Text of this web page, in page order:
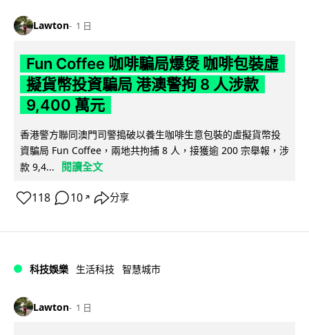
Lawton 1 日
Fun Coffee 咖啡騙局爆煲 咖啡包裝虛
擬貨幣投資騙局 港澳警拘 8 人涉款
9,400 萬元
香港警方聯同澳門司警搗破以養生咖啡生意包裝的虛擬貨幣投
資騙局 Fun Coffee，兩地共拘捕 8 人，接獲逾 200 宗舉報，涉
款 9,4...
閱讀全文
118 10 ↗ 分享
科技娛樂 生活科技 智慧城市
Lawton 1 日